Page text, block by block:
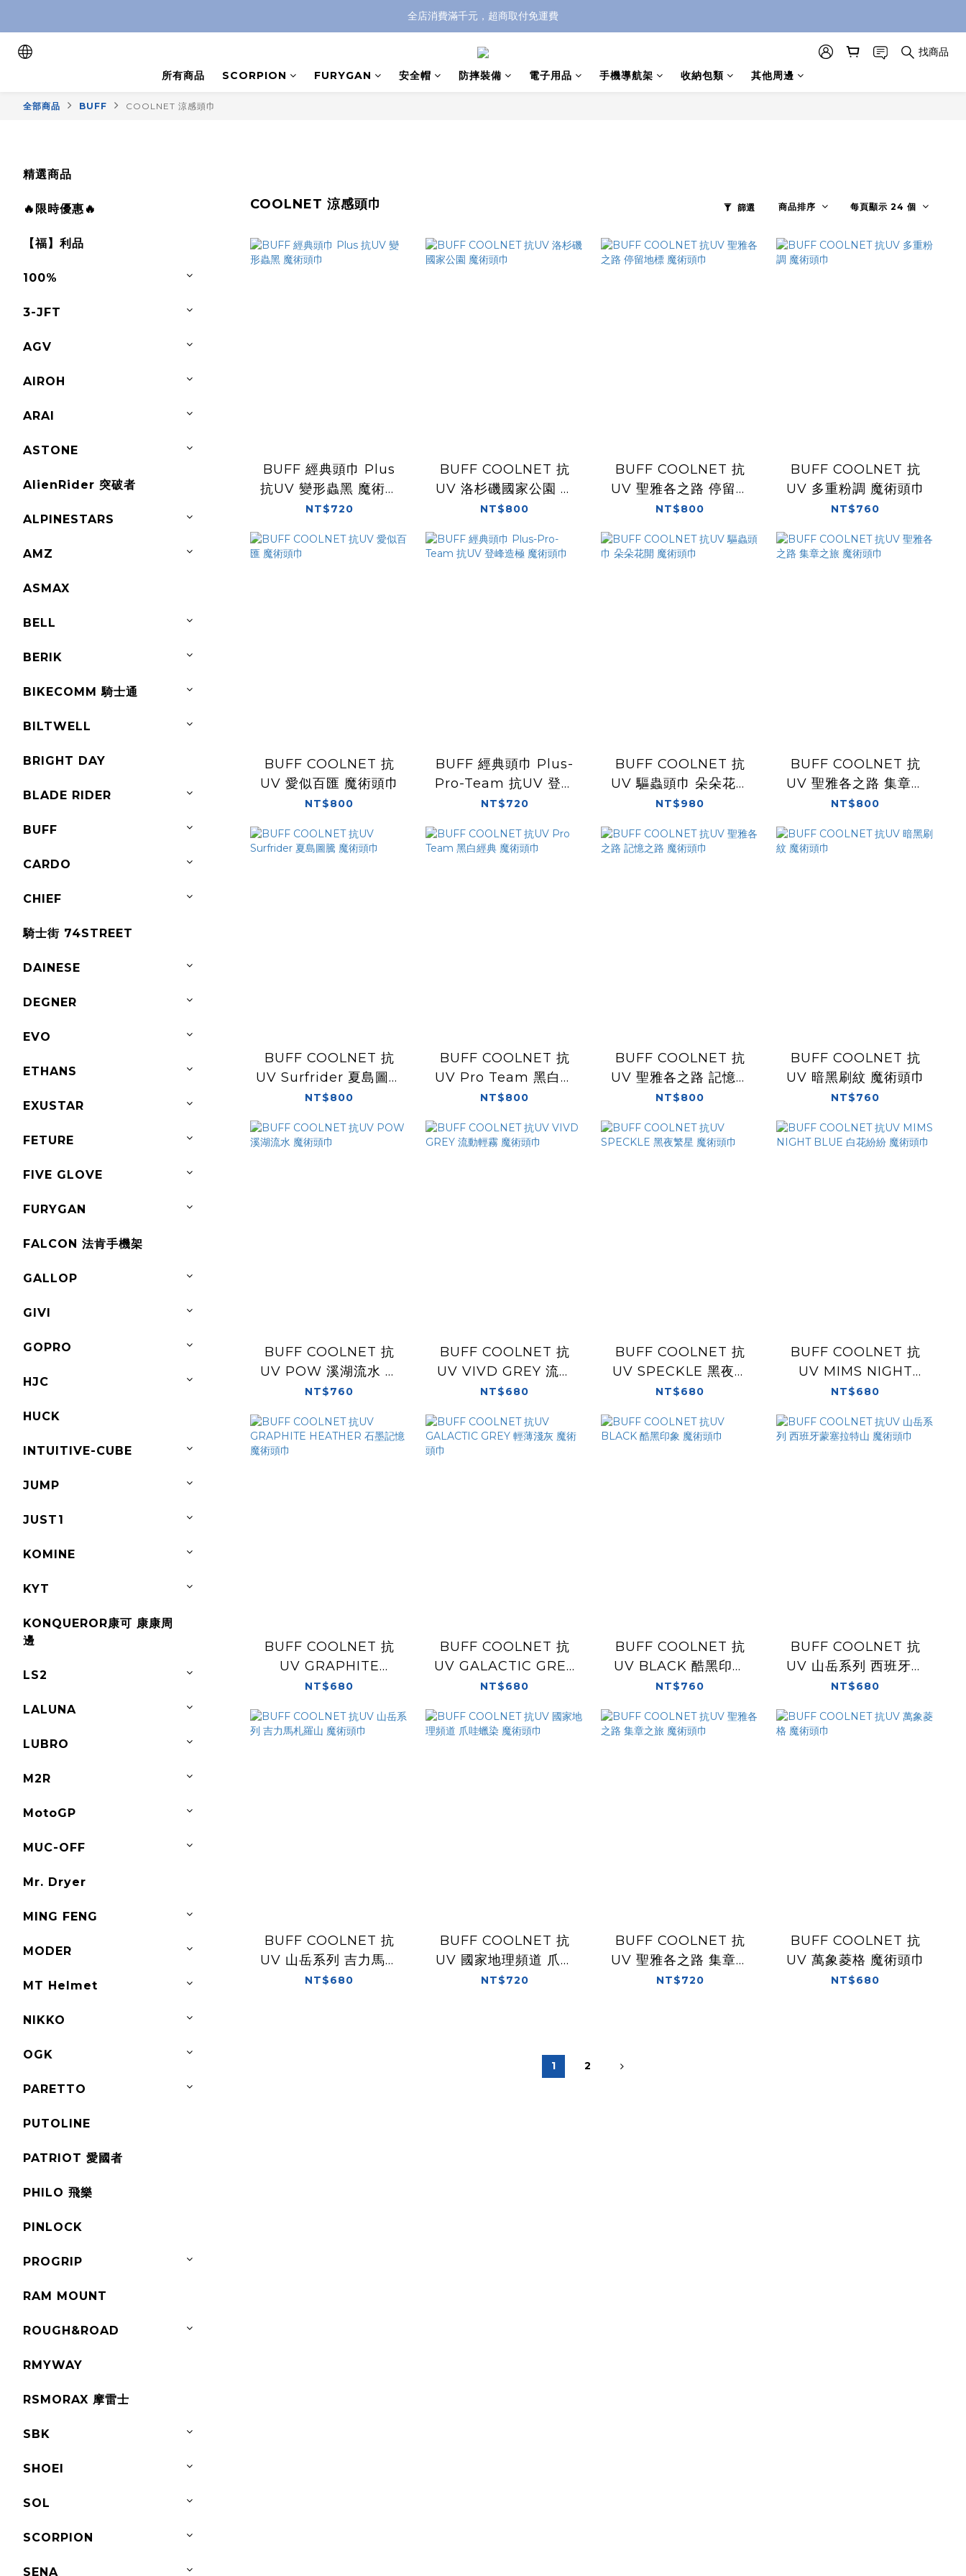
全店消費滿千元，超商取付免運費
全店消費滿千元，超商取付免運費
註冊即贈100元購物金，完整註冊加碼50元購物點數➟➟➟
全店消費滿千元，超商取付免運費
找商品
所有商品
SCORPION FURYGAN 安全帽 防摔裝備 電子用品 手機導航架 收納包類 其他周邊
全部商品 BUFF COOLNET 涼感頭巾
精選商品
🔥限時優惠🔥
【福】利品
100%
3-JFT
AGV
AIROH
ARAI
ASTONE
AlienRider 突破者
ALPINESTARS
AMZ
ASMAX
BELL
BERIK
BIKECOMM 騎士通
BILTWELL
BRIGHT DAY
BLADE RIDER
BUFF
CARDO
CHIEF
騎士街 74STREET
DAINESE
DEGNER
EVO
ETHANS
EXUSTAR
FETURE
FIVE GLOVE
FURYGAN
FALCON 法肯手機架
GALLOP
GIVI
GOPRO
HJC
HUCK
INTUITIVE-CUBE
JUMP
JUST1
KOMINE
KYT
KONQUEROR康可 康康周
邊
LS2
LALUNA
LUBRO
M2R
MotoGP
MUC-OFF
Mr. Dryer
MING FENG
MODER
MT Helmet
NIKKO
OGK
PARETTO
PUTOLINE
PATRIOT 愛國者
PHILO 飛樂
PINLOCK
PROGRIP
RAM MOUNT
ROUGH&ROAD
RMYWAY
RSMORAX 摩雷士
SBK
SHOEI
SOL
SCORPION
SENA
COOLNET 涼感頭巾 篩選 商品排序 每頁顯示 24 個
BUFF 經典頭巾 Plus
抗UV 變形蟲黑 魔術頭
巾
NT$720
BUFF COOLNET 抗
UV 洛杉磯國家公園 魔
術頭巾
NT$800
BUFF COOLNET 抗
UV 聖雅各之路 停留地
標 魔術頭巾
NT$800
BUFF COOLNET 抗
UV 多重粉調 魔術頭巾
NT$760
BUFF COOLNET 抗
UV 愛似百匯 魔術頭巾
NT$800
BUFF 經典頭巾 Plus-
Pro-Team 抗UV 登峰
造極 魔術頭巾
NT$720
BUFF COOLNET 抗
UV 驅蟲頭巾 朵朵花開
魔術頭巾
NT$980
BUFF COOLNET 抗
UV 聖雅各之路 集章之
旅 魔術頭巾
NT$800
BUFF COOLNET 抗
UV Surfrider 夏島圖騰
魔術頭巾
NT$800
BUFF COOLNET 抗
UV Pro Team 黑白經
典 魔術頭巾
NT$800
BUFF COOLNET 抗
UV 聖雅各之路 記憶之
路 魔術頭巾
NT$800
BUFF COOLNET 抗
UV 暗黑刷紋 魔術頭巾
NT$760
BUFF COOLNET 抗
UV POW 溪湖流水 魔
術頭巾
NT$760
BUFF COOLNET 抗
UV VIVD GREY 流動
輕霧 魔術頭巾
NT$680
BUFF COOLNET 抗
UV SPECKLE 黑夜繁
星 魔術頭巾
NT$680
BUFF COOLNET 抗
UV MIMS NIGHT
BLUE 白花紛紛 魔術頭
NT$680
BUFF COOLNET 抗
UV GRAPHITE
HEATHER 石墨記憶 魔
NT$680
BUFF COOLNET 抗
UV GALACTIC GREY
輕薄淺灰 魔術頭巾
NT$680
BUFF COOLNET 抗
UV BLACK 酷黑印象
魔術頭巾
NT$760
BUFF COOLNET 抗
UV 山岳系列 西班牙蒙
塞拉特山 魔術頭巾
NT$680
BUFF COOLNET 抗
UV 山岳系列 吉力馬札
羅山 魔術頭巾
NT$680
BUFF COOLNET 抗
UV 國家地理頻道 爪哇
蠟染 魔術頭巾
NT$720
BUFF COOLNET 抗
UV 聖雅各之路 集章之
旅 魔術頭巾
NT$720
BUFF COOLNET 抗
UV 萬象菱格 魔術頭巾
NT$680
1 2